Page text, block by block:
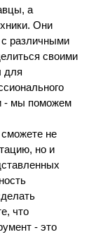
а
Они
различными
своими
для
- мы поможем
не
но и
что
- это